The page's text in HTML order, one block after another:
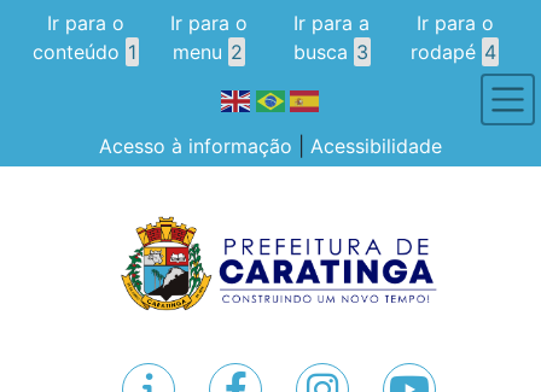
Ir para o
conteúdo 1
Ir para o
menu 2
Ir para a
busca 3
Ir para o
rodapé 4
Acesso à informação Acessibilidade